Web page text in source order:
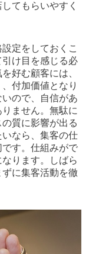
てもらいやすく
定をしておくこ
け目を感じる必
好む顧客には、
付加価値となり
ので、自信があ
ません。無駄に
質に影響が出る
なら、集客の仕
す。仕組みがで
ります。しばら
に集客活動を徹